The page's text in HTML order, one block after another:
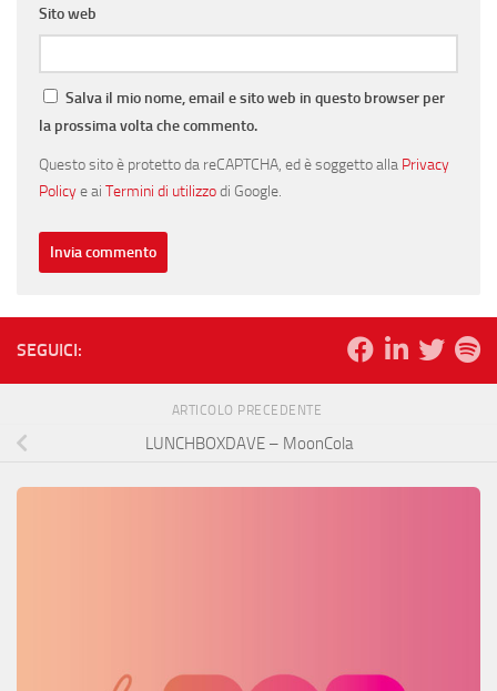
Sito web
Salva il mio nome, email e sito web in questo browser per
la prossima volta che commento.
Questo sito è protetto da reCAPTCHA, ed è soggetto alla Privacy
Policye ai Termini di utilizzodi Google.
SEGUICI:
ARTICOLO PRECEDENTE
LUNCHBOXDAVE – MoonCola